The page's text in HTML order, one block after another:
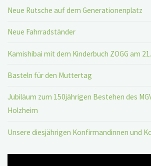
Neue Rutsche auf dem Generationenplatz
Neue Fahrradständer
Kamishibai mit dem Kinderbuch ZOGG am
Basteln für den Muttertag
Jubiläum zum 150jährigen Bestehen des
Holzheim
Unsere diesjährigen Konfirmandinnen und